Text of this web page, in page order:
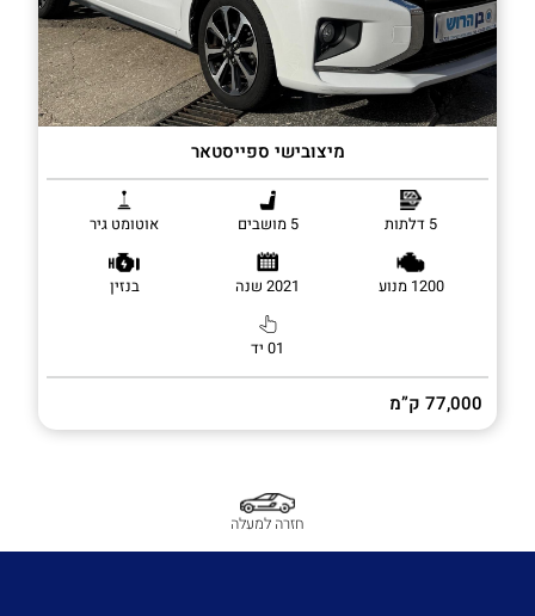
מיצובישי ספייסטאר
5 דלתות 5 מושבים אוטומט גיר
1200 מנוע 2021 שנה בנזין
01 יד
77,000 ק”מ